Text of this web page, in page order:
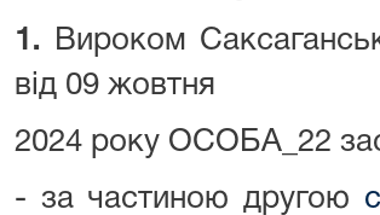
1.
Вироком
від 09 жовтня
2024 року ОСОБА_22
- за частиною другою